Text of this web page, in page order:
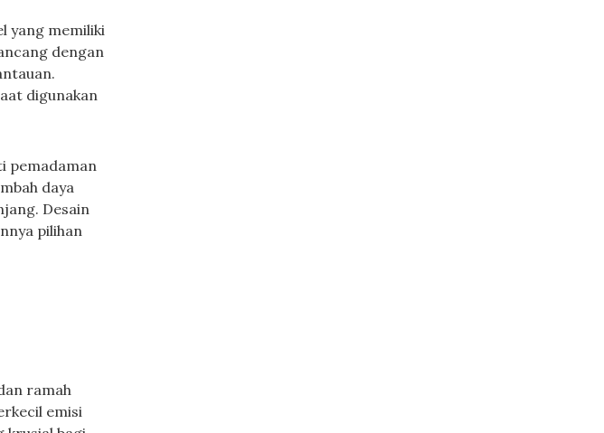
yang memiliki
dengan
digunakan
pemadaman
daya
Desain
pilihan
ramah
emisi